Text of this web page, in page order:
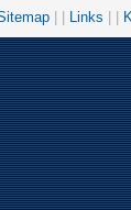
Links